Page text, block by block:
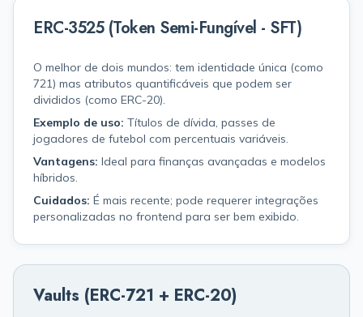
ERC-3525 (Token Semi-Fungível - SFT)
O melhor de dois mundos: tem identidade única (como
721) mas atributos quantificáveis que podem ser
divididos (como ERC-20).
Exemplo de uso: Títulos de dívida, passes de
jogadores de futebol com percentuais variáveis.
Vantagens: Ideal para finanças avançadas e modelos
híbridos.
Cuidados: É mais recente; pode requerer integrações
personalizadas no frontend para ser bem exibido.
Vaults (ERC-721 + ERC-20)